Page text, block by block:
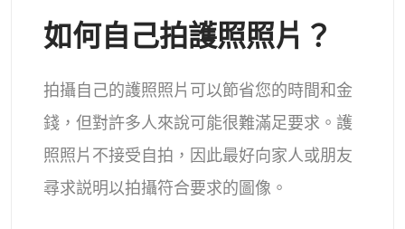
如何自己拍護照照片？
拍攝自己的護照照片可以節省您的時間和金
錢，但對許多人來說可能很難滿足要求。護
照照片不接受自拍，因此最好向家人或朋友
尋求説明以拍攝符合要求的圖像。